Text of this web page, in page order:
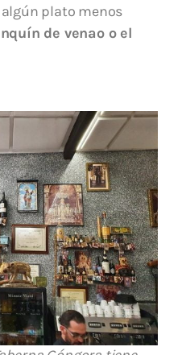
plato menos
de venao o el